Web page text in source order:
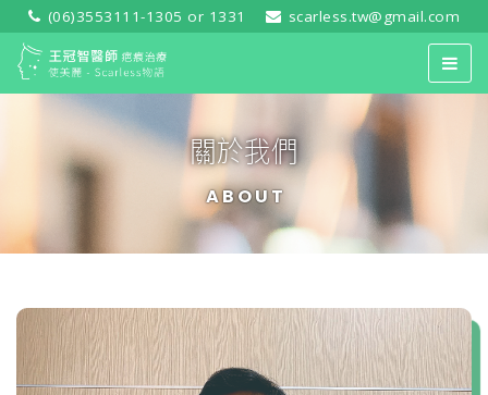
(06)3553111-1305 or 1331 scarless.tw@gmail.com
關於我們
ABOUT